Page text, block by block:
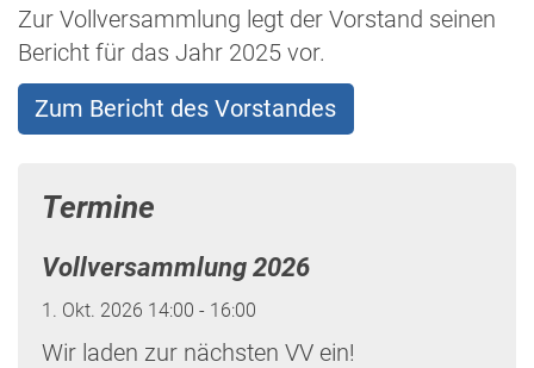
Zur Vollversammlung legt der Vorstand seinen
Bericht für das Jahr 2025 vor.
Zum Bericht des Vorstandes
Termine
Vollversammlung 2026
1. Okt. 2026 14:00 - 16:00
Wir laden zur nächsten VV ein!